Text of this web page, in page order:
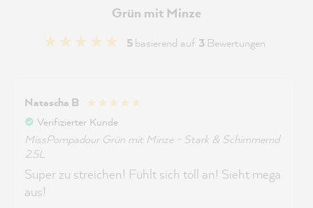
Grün mit Minze
5basierend auf 3 Bewertungen
Natascha B
Verifizierter Kunde
MissPompadour Grün mit Minze - Stark & Schimmernd
2.5L
Super zu streichen! Fühlt sich toll an! Sieht mega
aus!